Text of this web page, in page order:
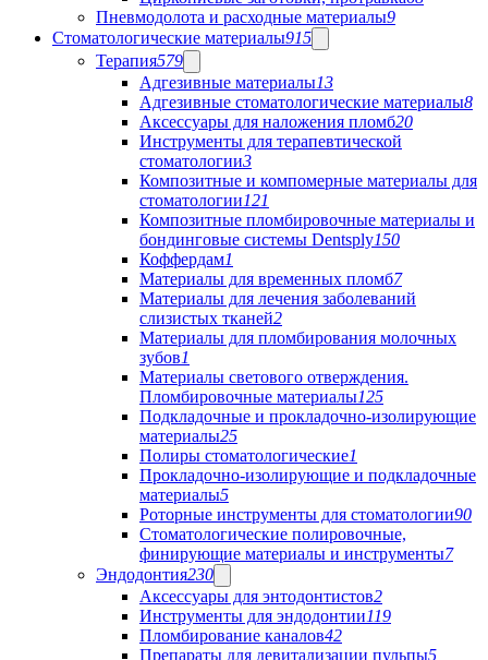
Пневмодолота и расходные материалы9
Стоматологические материалы915
Терапия579
Адгезивные материалы13
Адгезивные стоматологические материалы8
Аксессуары для наложения пломб20
Инструменты для терапевтической
стоматологии3
Композитные и компомерные материалы для
стоматологии121
Композитные пломбировочные материалы и
бондинговые системы Dentsply150
Коффердам1
Материалы для временных пломб7
Материалы для лечения заболеваний
слизистых тканей2
Материалы для пломбирования молочных
зубов1
Материалы светового отверждения.
Пломбировочные материалы125
Подкладочные и прокладочно-изолирующие
материалы25
Полиры стоматологические1
Прокладочно-изолирующие и подкладочные
материалы5
Роторные инструменты для стоматологии90
Стоматологические полировочные,
финирующие материалы и инструменты7
Эндодонтия230
Аксессуары для энтодонтистов2
Инструменты для эндодонтии119
Пломбирование каналов42
Препараты для девитализации пульпы5